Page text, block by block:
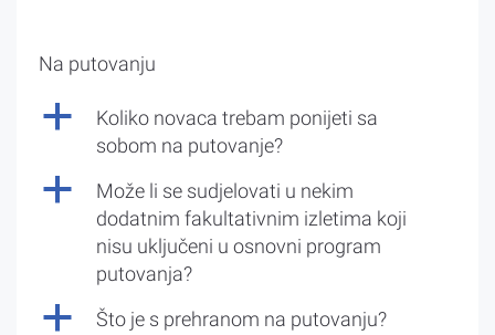
Na putovanju
a
Koliko novaca trebam ponijeti sa
sobom na putovanje?
a
Može li se sudjelovati u nekim
dodatnim fakultativnim izletima koji
nisu uključeni u osnovni program
putovanja?
a Što je s prehranom na putovanju?